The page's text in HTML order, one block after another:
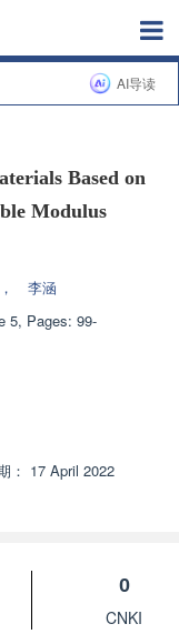
AI导读
Based on
Modulus
，
李涵
5, Pages: 99-
： 17 April 2022
0
CNKI